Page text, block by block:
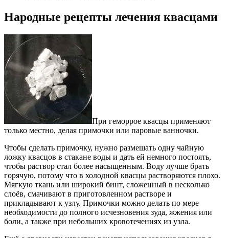
Народные рецепты лечения квасцами
При геморрое квасцы применяют
только местно, делая примочки или паровые ванночки.
Чтобы сделать примочку, нужно размешать одну чайную
ложку квасцов в стакане воды и дать ей немного постоять,
чтобы раствор стал более насыщенным. Воду лучше брать
горячую, потому что в холодной квасцы растворяются плохо.
Мягкую ткань или широкий бинт, сложенный в несколько
слоёв, смачивают в приготовленном растворе и
прикладывают к узлу. Примочки можно делать по мере
необходимости до полного исчезновения зуда, жжения или
боли, а также при небольших кровотечениях из узла.